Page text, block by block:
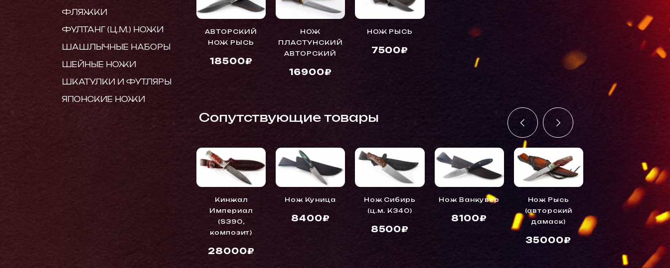
ФЛЯЖКИ
ФУЛТАНГ (Ц.М.) НОЖИ
ШАШЛЫЧНЫЕ НАБОРЫ
ШЕЙНЫЕ НОЖИ
ШКАТУЛКИ И ФУТЛЯРЫ
ЯПОНСКИЕ НОЖИ
АВТОРСКИЙ
НОЖ РЫСЬ
18500₽
НОЖ
ПЛАСТУНСКИЙ
АВТОРСКИЙ
16900₽
НОЖ РЫСЬ
7500₽
Cопутствующие товары
Кинжал
Империал
(S390,
композит)
28000₽
Нож Куница
8400₽
Нож Сибирь
(ц.м. K340)
8500₽
Нож Ванкувер
8100₽
Нож Рысь
(авторский
дамаск)
35000₽
Нож Сибирь
(ц.м. K340)
8500₽